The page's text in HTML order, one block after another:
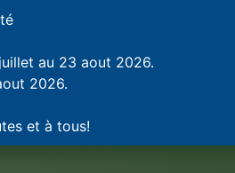
au 23 aout 2026.
2026.
et à tous!